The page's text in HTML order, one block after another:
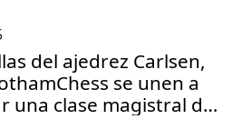
del ajedrez Carlsen,
se unen a
una clase magistral de